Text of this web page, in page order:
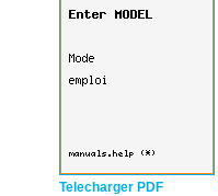
Telecharger PDF